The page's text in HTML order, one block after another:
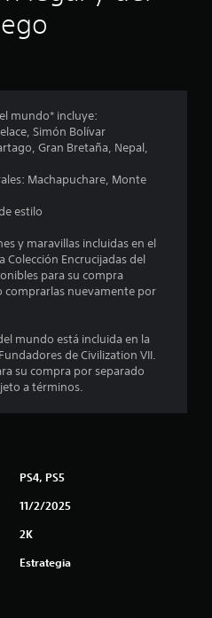
m
e
i
2
.
8
mundo* incluye:
Simón Bolívar
Gran Bretaña, Nepal,
Machapuchare, Monte
estilo
y maravillas incluidas en el
Colección Encrucijadas del
para su compra
comprarlas nuevamente por
mundo está incluida en la
de Civilization VII.
su compra por separado
a términos.
PS4, PS5
11/2/2025
2K
Estrategia